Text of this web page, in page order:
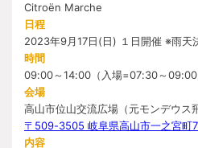
会場内でのドローンの使用は
ますようお願いいたします
厳禁です。
【主な権利について】
の広告・宣伝物・SNS等に
ございます。また当日はメ
Citroën Marche
日程
2023年9月17日(日) １日開催 ※雨天
時間
09:00～14:00（入場=07:30～09:00
会場
高山市位山交流広場（元モンデウス
〒509-3505 岐阜県高山市一之宮町
内容